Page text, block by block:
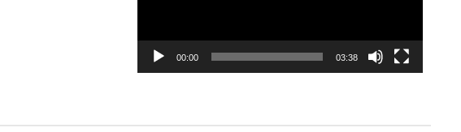
00:00 03:38